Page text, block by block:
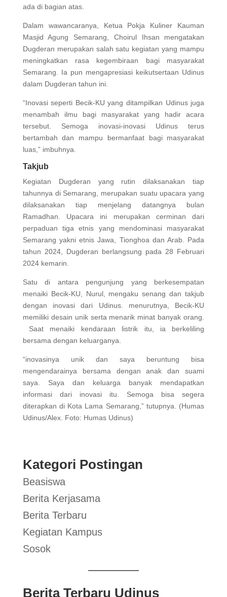
ada di bagian atas.
Dalam wawancaranya, Ketua Pokja Kuliner Kauman
Masjid Agung Semarang, Choirul Ihsan mengatakan
Dugderan merupakan salah satu kegiatan yang mampu
meningkatkan rasa kegembiraan bagi masyarakat
Semarang. Ia pun mengapresiasi keikutsertaan Udinus
dalam Dugderan tahun ini.
“Inovasi seperti Becik-KU yang ditampilkan Udinus juga
menambah ilmu bagi masyarakat yang hadir acara
tersebut. Semoga inovasi-inovasi Udinus terus
bertambah dan mampu bermanfaat bagi masyarakat
luas,” imbuhnya.
Takjub
Kegiatan Dugderan yang rutin dilaksanakan tiap
tahunnya di Semarang, merupakan suatu upacara yang
dilaksanakan tiap menjelang datangnya bulan
Ramadhan. Upacara ini merupakan cerminan dari
perpaduan tiga etnis yang mendominasi masyarakat
Semarang yakni etnis Jawa, Tionghoa dan Arab. Pada
tahun 2024, Dugderan berlangsung pada 28 Februari
2024 kemarin.
Satu di antara pengunjung yang berkesempatan
menaiki Becik-KU, Nurul, mengaku senang dan takjub
dengan inovasi dari Udinus. menurutnya, Becik-KU
memiliki desain unik serta menarik minat banyak orang.
Saat menaiki kendaraan listrik itu, ia berkeliling
bersama dengan keluarganya.
“inovasinya unik dan saya beruntung bisa
mengendarainya bersama dengan anak dan suami
saya. Saya dan keluarga banyak mendapatkan
informasi dari inovasi itu. Semoga bisa segera
diterapkan di Kota Lama Semarang,” tutupnya. (Humas
Udinus/Alex. Foto: Humas Udinus)
Kategori Postingan
Beasiswa
Berita Kerjasama
Berita Terbaru
Kegiatan Kampus
Sosok
Berita Terbaru Udinus